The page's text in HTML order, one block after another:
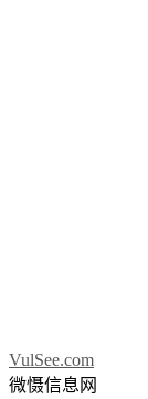
VulSee.com
微慑信息网